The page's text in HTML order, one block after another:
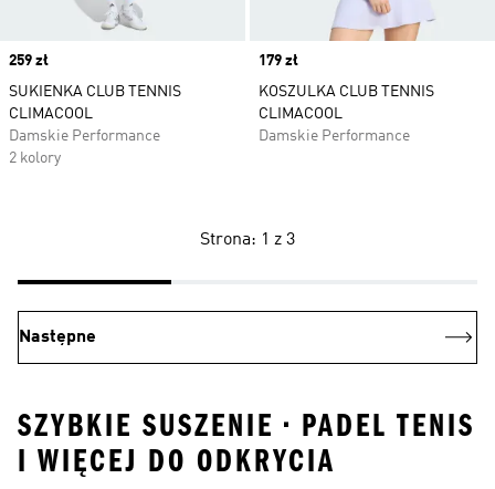
Price
259 zł
SUKIENKA CLUB TENNIS
CLIMACOOL
Damskie Performance
2 kolory
Price
179 zł
KOSZULKA CLUB TENNIS
CLIMACOOL
Damskie Performance
Strona: 1 z 3
Następne
SZYBKIE SUSZENIE • PADEL TENIS
I WIĘCEJ DO ODKRYCIA